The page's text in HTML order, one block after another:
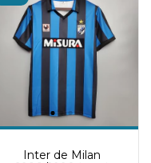
Inter de Milan